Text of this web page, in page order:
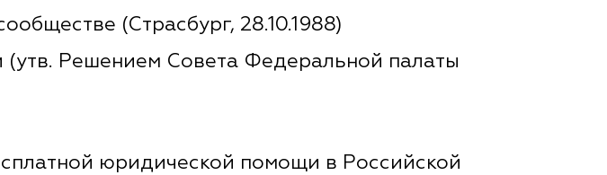
(Страсбург, 28.10.1988)
Решением Совета Федеральной палаты
юридической помощи в Российской